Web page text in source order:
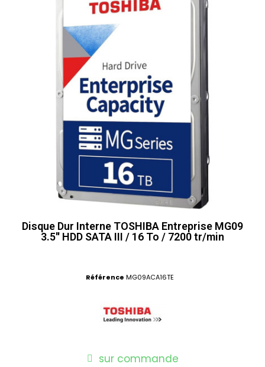
Disque Dur Interne TOSHIBA Entreprise MG09
3.5'' HDD SATA III / 16 To / 7200 tr/min
Référence MG09ACA16TE
sur commande